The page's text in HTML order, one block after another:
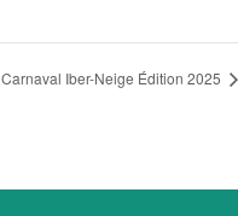
Carnaval Iber-Neige Édition 2025